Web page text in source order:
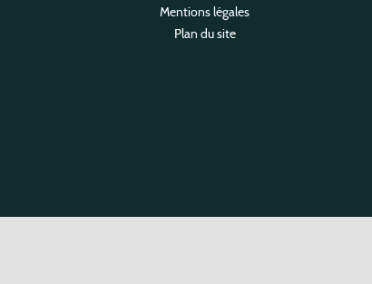
Mentions légales
Plan du site